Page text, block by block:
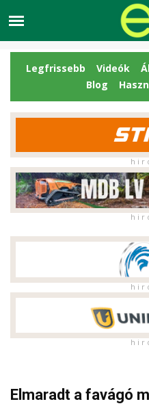
Legfrissebb Videók
Blog
h i r
h i r
h i r
h i r
Elmaradt a favágó